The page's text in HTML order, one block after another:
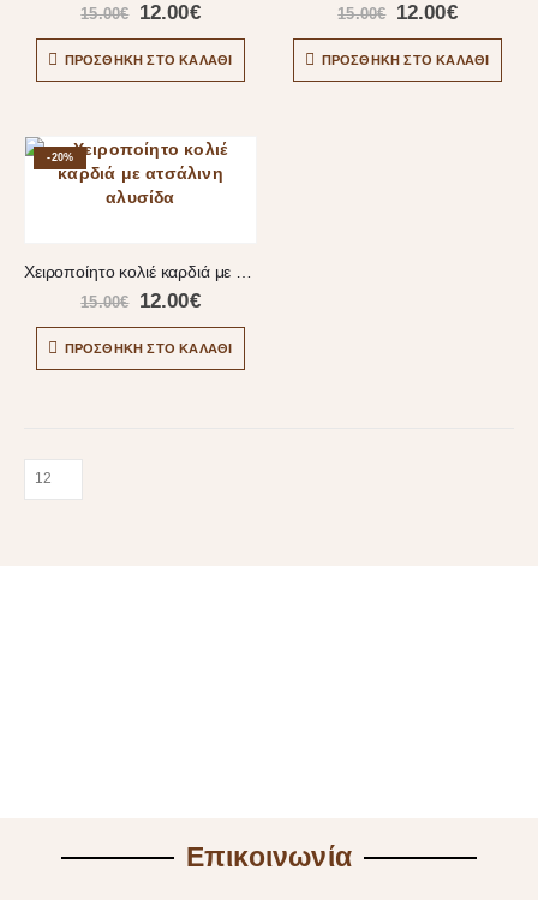
15.00€ 12.00€
ΠΡΟΣΘΉΚΗ ΣΤΟ ΚΑΛΆΘΙ
15.00€ 12.00€
ΠΡΟΣΘΉΚΗ ΣΤΟ ΚΑΛΆΘΙ
-20%
Χειροποίητο κολιέ καρδιά με ατσάλινη αλυσίδα
15.00€ 12.00€
ΠΡΟΣΘΉΚΗ ΣΤΟ ΚΑΛΆΘΙ
Επικοινωνία